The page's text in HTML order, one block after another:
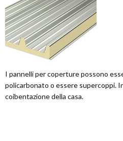
I pannelli per coperture possono
policarbonato o essere supercoppi.
coibentazione della casa.